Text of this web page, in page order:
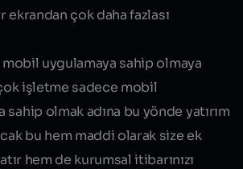
ekrandan çok daha fazlası
uygulamaya sahip olmaya
işletme sadece mobil
sahip olmak adına bu yönde yatırım
bu hem maddi olarak size ek
hem de kurumsal itibarınızı